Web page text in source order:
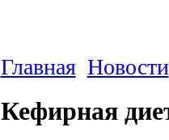
Главная Новости
Кефирная